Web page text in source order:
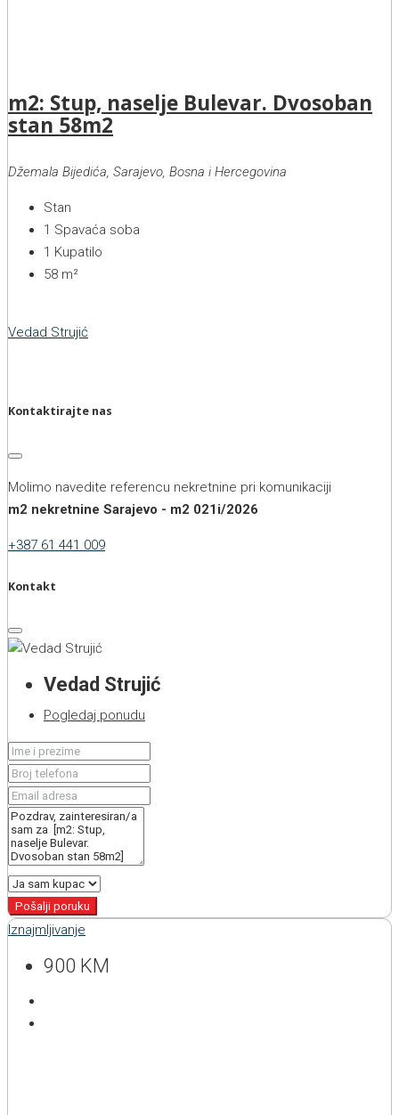
m2: Stup, naselje Bulevar. Dvosoban
stan 58m2
Džemala Bijedića, Sarajevo, Bosna i Hercegovina
Stan
1 Spavaća soba
1 Kupatilo
58 m²
Vedad Strujić
Kontaktirajte nas
Molimo navedite referencu nekretnine pri komunikaciji
m2 nekretnine Sarajevo - m2 021i/2026
+387 61 441 009
Kontakt
Vedad Strujić
Pogledaj ponudu
Pošalji poruku
Iznajmljivanje
900 KM